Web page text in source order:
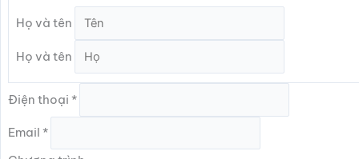
Họ và tên
Họ và tên
Điện thoại*
Email*